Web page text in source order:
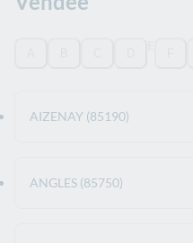
AIZENAY (85190)
ANGLES (85750)